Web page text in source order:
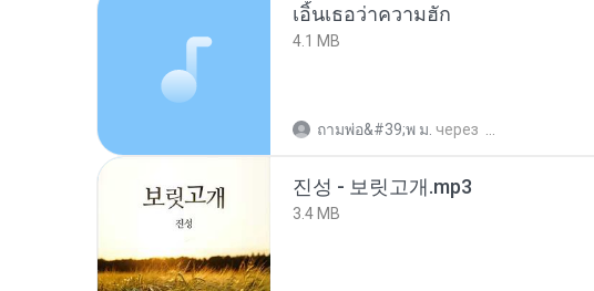
เอิ้นเธอว่าความฮัก
4.1 MB
ถามพ่อ&#39;พ ม. через
진성 - 보릿고개.mp3
3.4 MB